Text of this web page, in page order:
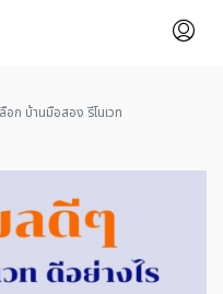
ก บ้านมือสอง รีโนเวท